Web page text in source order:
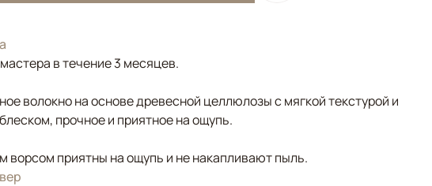
в течение 3 месяцев.
волокно на основе древесной целлюлозы с мягкой текстурой и
прочное и приятное на ощупь.
ворсом приятны на ощупь и не накапливают пыль.